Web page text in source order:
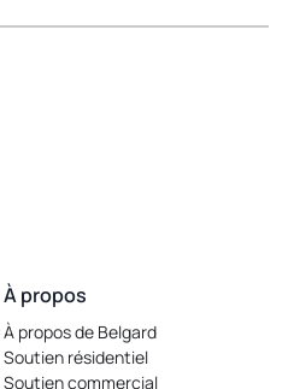
À propos
À propos de Belgard
Soutien résidentiel
Soutien commercial